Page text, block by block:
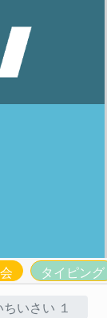
タイピング
いさい １